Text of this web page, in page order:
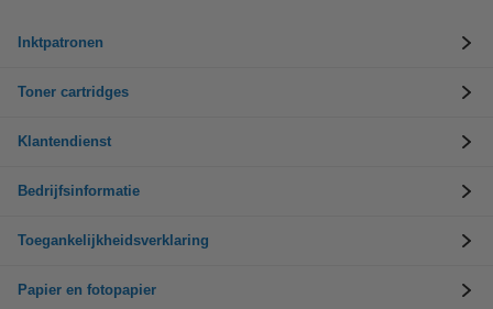
Inktpatronen
Toner cartridges
Klantendienst
Bedrijfsinformatie
Toegankelijkheidsverklaring
Papier en fotopapier